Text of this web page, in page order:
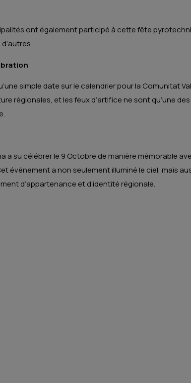
ont également participé à cette fête
simple date sur le calendrier pour la Comunitat
régionales, et les feux d’artifice ne sont qu’une
a su célébrer le 9 Octobre de manière mémorable
événement a non seulement illuminé le ciel, mais
d’appartenance et d’identité régionale.